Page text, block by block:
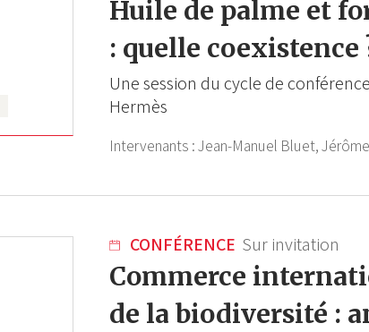
Huile de palme et
: quelle coexistence
Une session du cycle de
Hermès
Intervenants :Jean-Manuel Bluet,
CONFÉRENCE Sur invitation
Commerce
de la biodiversité :